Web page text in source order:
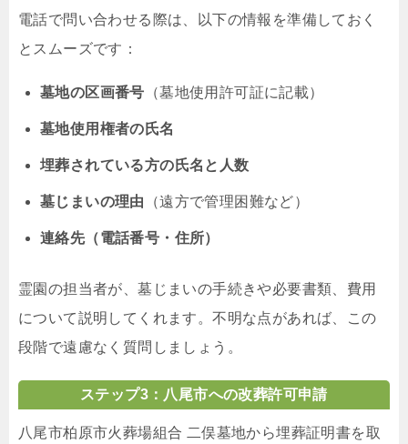
電話で問い合わせる際は、以下の情報を準備しておく
とスムーズです：
墓地の区画番号 （墓地使用許可証に記載）
墓地使用権者の氏名
埋葬されている方の氏名と人数
墓じまいの理由 （遠方で管理困難など）
連絡先（電話番号・住所）
霊園の担当者が、墓じまいの手続きや必要書類、費用
について説明してくれます。不明な点があれば、この
段階で遠慮なく質問しましょう。
ステップ3：八尾市への改葬許可申請
八尾市柏原市火葬場組合 二俣墓地から埋葬証明書を取